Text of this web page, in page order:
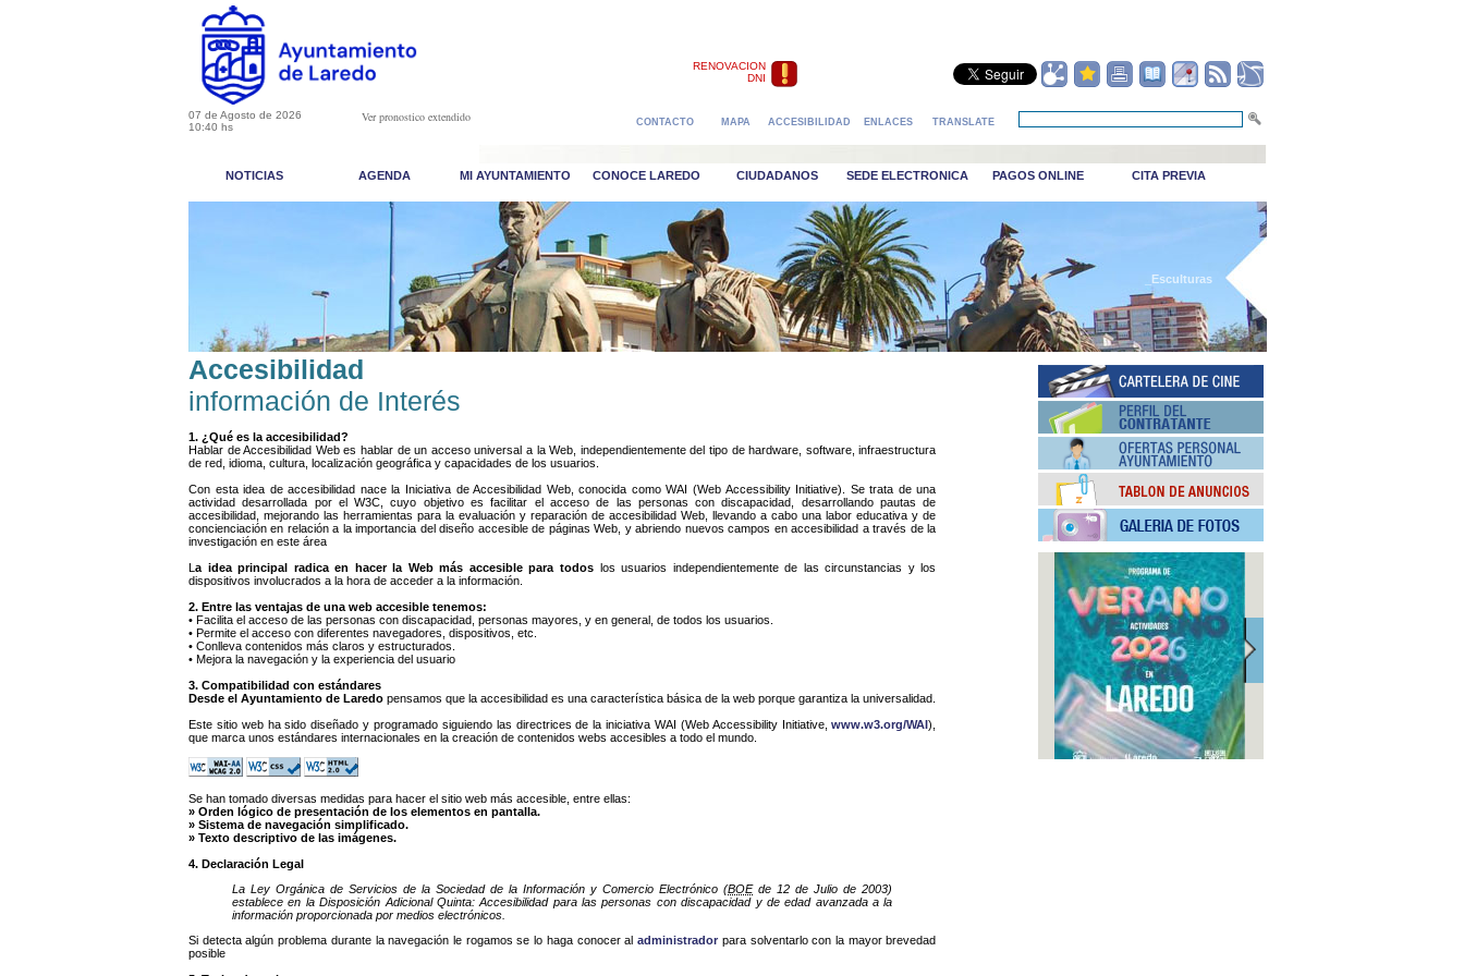
RENOVACION
DNI
07 de Agosto de 2026
10:40 hs
Ver pronostico extendido CONTACTO MAPA ACCESIBILIDAD ENLACES TRANSLATE
NOTICIAS AGENDA MI AYUNTAMIENTO CONOCE LAREDO CIUDADANOS SEDE ELECTRONICA PAGOS ONLINE CITA PREVIA
_Esculturas
Accesibilidad
información de Interés
1. ¿Qué es la accesibilidad?
Hablar de Accesibilidad Web es hablar de un acceso universal a la Web, independientemente del tipo de hardware, software, infraestructura
de red, idioma, cultura, localización geográfica y capacidades de los usuarios.
Con esta idea de accesibilidad nace la Iniciativa de Accesibilidad Web, conocida como WAI (Web Accessibility Initiative). Se trata de una
actividad desarrollada por el W3C, cuyo objetivo es facilitar el acceso de las personas con discapacidad, desarrollando pautas de
accesibilidad, mejorando las herramientas para la evaluación y reparación de accesibilidad Web, llevando a cabo una labor educativa y de
concienciación en relación a la importancia del diseño accesible de páginas Web, y abriendo nuevos campos en accesibilidad a través de la
investigación en este área
L a idea principal radica en hacer la Web más accesible para todos los usuarios independientemente de las circunstancias y los
dispositivos involucrados a la hora de acceder a la información.
2. Entre las ventajas de una web accesible tenemos:
• Facilita el acceso de las personas con discapacidad, personas mayores, y en general, de todos los usuarios.
• Permite el acceso con diferentes navegadores, dispositivos, etc.
• Conlleva contenidos más claros y estructurados.
• Mejora la navegación y la experiencia del usuario
3. Compatibilidad con estándares
Desde el Ayuntamiento de Laredo pensamos que la accesibilidad es una característica básica de la web porque garantiza la universalidad.
Este sitio web ha sido diseñado y programado siguiendo las directrices de la iniciativa WAI (Web Accessibility Initiative,www.w3.org/WAI),
que marca unos estándares internacionales en la creación de contenidos webs accesibles a todo el mundo.
Se han tomado diversas medidas para hacer el sitio web más accesible, entre ellas:
» Orden lógico de presentación de los elementos en pantalla.
» Sistema de navegación simplificado.
» Texto descriptivo de las imágenes.
4. Declaración Legal
La Ley Orgánica de Servicios de la Sociedad de la Información y Comercio Electrónico (BOEde 12 de Julio de 2003)
establece en la Disposición Adicional Quinta: Accesibilidad para las personas con discapacidad y de edad avanzada a la
información proporcionada por medios electrónicos.
Si detecta algún problema durante la navegación le rogamos se lo haga conocer aladministrador para solventarlo con la mayor brevedad
posible